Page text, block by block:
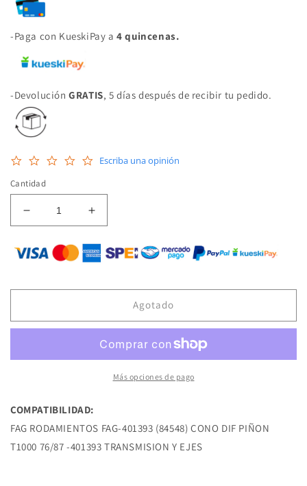
-Paga con KueskiPay a4 quincenas.
-DevoluciónGRATIS, 5 días después de recibir tu pedido.
0.0
Escriba una opinión
Cantidad
Reducir
cantidad
para
FAG-
BALERO
CONO
PIÑON
GENERAL
MOTORS
Aumentar
cantidad
para
FAG-
BALERO
CONICO
CONO
DIF
PIÑON
T1000
MOTORS
Agotado
Más opciones de pago
COMPATIBILIDAD:
FAG RODAMIENTOS FAG-401393 (84548) CONO DIF PIÑON
T1000 76/87 -401393 TRANSMISION Y EJES